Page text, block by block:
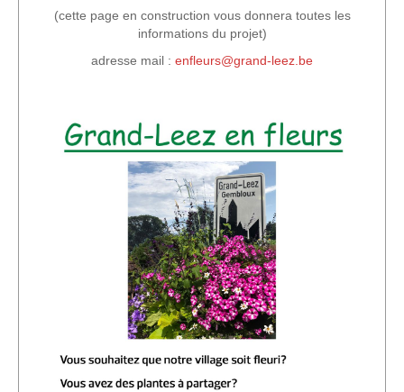
Vue d'ensemble des évènements
Evénements des membres
GLEF 2017 : 150 ans de la maison communale
Autres évènements
Vue d'ensemble des évènements (Suite)
Comment nous rejoindre !
Location de Salle à l'Espace Grand-Leez
Description de la location
Salle du rez-de-chaussée (Photos)
(cette page en construction vous donnera toutes les
informations du projet)
adresse mail : enfleurs@grand-leez.be